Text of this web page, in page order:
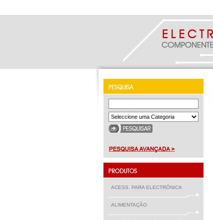
ACESS. PARA ELECTRÓNICA
ALIMENTAÇÃO